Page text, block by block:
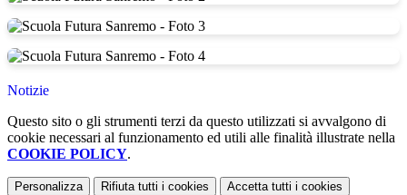
Notizie
Questo sito o gli strumenti terzi da questo utilizzati si avvalgono di
cookie necessari al funzionamento ed utili alle finalità illustrate nella
COOKIE POLICY.
Personalizza Rifiuta tutti i cookies Accetta tutti i cookies